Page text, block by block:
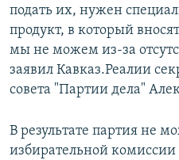
подать их, нужен
продукт, в который
мы не можем из-за
заявил Кавказ.Реалии
совета "Партии дела"
В результате партия не
избирательной